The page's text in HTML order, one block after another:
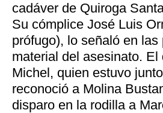
cadáver de Quiroga
Su cómplice José Luis
prófugo), lo señaló en
material del asesinato.
Michel, quien estuvo
reconoció a Molina
disparo en la rodilla a